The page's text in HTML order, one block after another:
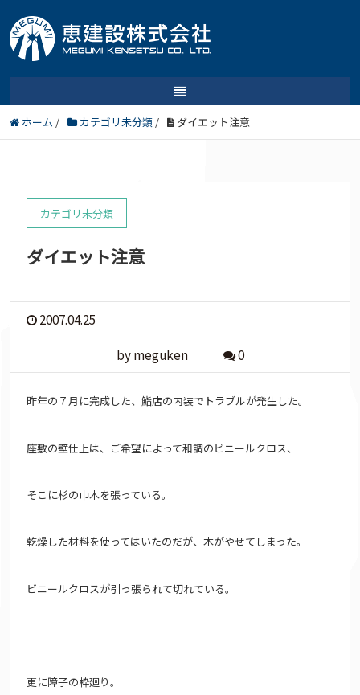
ホーム / カテゴリ未分類 / ダイエット注意
カテゴリ未分類
ダイエット注意
2007.04.25
by meguken
0
昨年の７月に完成した、鮨店の内装でトラブルが発生した。
座敷の壁仕上は、ご希望によって和調のビニールクロス、
そこに杉の巾木を張っている。
乾燥した材料を使ってはいたのだが、木がやせてしまった。
ビニールクロスが引っ張られて切れている。
更に障子の枠廻り。